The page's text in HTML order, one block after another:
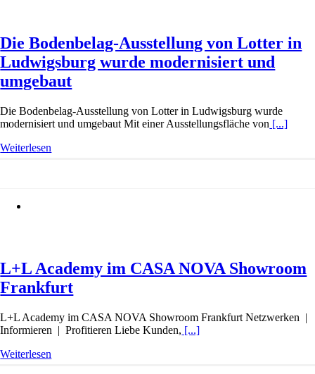
Die Bodenbelag-Ausstellung von Lotter in
Ludwigsburg wurde modernisiert und
umgebaut
Die Bodenbelag-Ausstellung von Lotter in Ludwigsburg wurde
modernisiert und umgebaut Mit einer Ausstellungsfläche von [...]
Weiterlesen
L+L Academy im CASA NOVA Showroom
Frankfurt
L+L Academy im CASA NOVA Showroom Frankfurt Netzwerken |
Informieren | Profitieren Liebe Kunden, [...]
Weiterlesen